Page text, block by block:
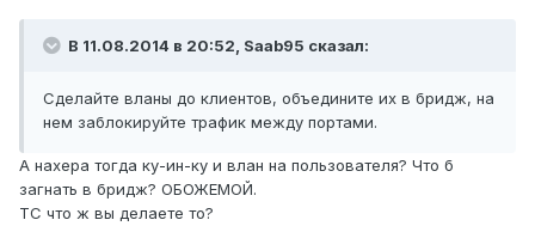
В 11.08.2014 в 20:52, Saab95 сказал:
Сделайте вланы до клиентов, объедините их в бридж, на
нем заблокируйте трафик между портами.
А нахера тогда ку-ин-ку и влан на пользователя? Что б
загнать в бридж? ОБОЖЕМОЙ.
ТС что ж вы делаете то?